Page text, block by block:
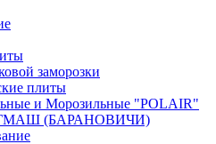
заморозки
плиты
и Морозильные "POLAIR"
(БАРАНОВИЧИ)